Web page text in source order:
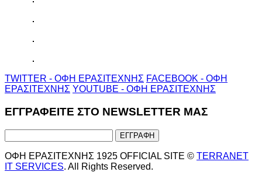
TWITTER - ΟΦΗ ΕΡΑΣΙΤΕΧΝΗΣ FACEBOOK - ΟΦΗ
ΕΡΑΣΙΤΕΧΝΗΣ YOUTUBE - ΟΦΗ ΕΡΑΣΙΤΕΧΝΗΣ
ΕΓΓΡΑΦΕΙΤΕ ΣΤΟ NEWSLETTER ΜΑΣ
ΟΦΗ ΕΡΑΣΙΤΕΧΝΗΣ 1925 OFFICIAL SITE © TERRANET
IT SERVICES. All Rights Reserved.